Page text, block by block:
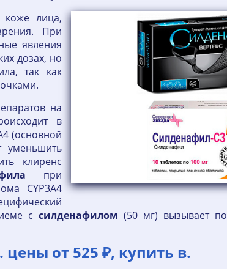
коже лица,
При
явления
дозах, но
так как
на
в
(основной
уменьшить
клиренс
при
CYP3A4
с силденафилом (50 мг) вызывает
от 525 ₽, купить в.